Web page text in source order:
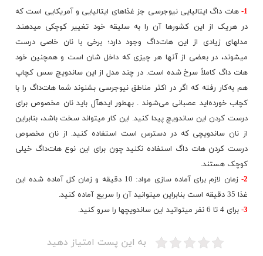
1- هات داگ ایتالیایی نیوجرسی جز غذاهای ایتالیایی و آمریکایی است که
در هریک از این کشورها آن را به سلیقه خود تغییر کوچکی می‮دهند.
مدل‮های زیادی از این هات‌داگ وجود دارد؛ برخی با نان خاصی درست
می‮شوند، در بعضی از آنها هر چیزی که داخل شان است و همچنین خود
هات داگ کاملاً سرخ شده است. در چند مدل از این ساندویچ سس کچاپ
هم به‌کار رفته که اگر در اکثر مناطق نیوجرسی بشنوند شما هات‌داگ را با
کچاب خورده‌اید عصبانی می‌شوند . به‮طور ایده‮آل باید نان مخصوص برای
درست کردن این ساندویچ
پیدا کنید. این کار می‮تواند سخت باشد، بنابراین
از نان ساندویچی که در دسترس است استفاده کنید. از نان مخصوص
درست کردن هات داگ استفاده نکنید چون برای این نوع هات‌داگ خیلی
کوچک هستند.
2-
زمان لازم برای آماده سازی مواد: 10 دقیقه و زمان کل آماده شده این
غذا 35 دقیقه است بنابراین می‮توانید آن را سریع آماده کنید.
3- برای 4 تا 6 نفر می‮توانید این ساندویچ‮ها را سرو کنید.
به این پست امتیاز دهید